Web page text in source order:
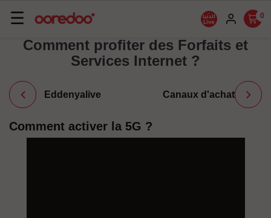
Basculer
navigation
☰ 0
Comment profiter des Forfaits et
Services Internet ?
Eddenyalive Canaux d'achat
Comment activer la 5G ?